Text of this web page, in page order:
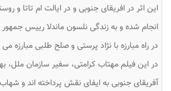
این اثر در افریقای جنوبی و در ایالت ام تاتا و
انجام شده و به زندگی نلسون ماندلا رییس
در راه مبارزه با نژاد پرستی و صلح طلبی مبارزه
در این فیلم مهتاب کرامتی، سفیر سازمان ملل،
آفریقای جنوبی به ایفای نقش پرداخته اند و شهاب